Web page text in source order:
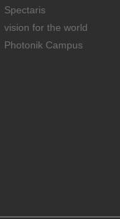
Spectaris
vision for the world
Photonik Campus